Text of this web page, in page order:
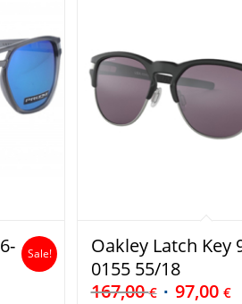
Sale!
Oakley Latch Key
0155 55/18
167,00€ 97,00 €